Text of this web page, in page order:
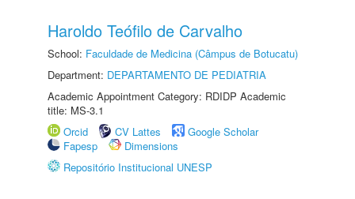
Haroldo Teófilo de Carvalho
School: Faculdade de Medicina (Câmpus de Botucatu)
Department: DEPARTAMENTO DE PEDIATRIA
Academic Appointment Category: RDIDP Academic
title: MS-3.1
Orcid
CV Lattes
Google Scholar
Fapesp
Dimensions
Repositório Institucional UNESP